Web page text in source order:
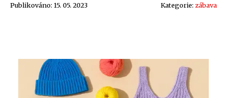
Publikováno: 15. 05. 2023 Kategorie: zábava